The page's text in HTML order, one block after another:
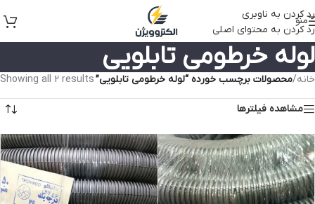
رد کردن به ناوبری
رد کردن به محتوای اصلی
منو
لوله خرطومی تابلویی
خانه/محصولات برچسب خورده “لوله خرطومی تابلویی”Showing all 2 results
مشاهده فیلترها